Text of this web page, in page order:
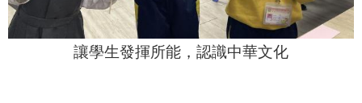
讓學生發揮所能，認識中華文化